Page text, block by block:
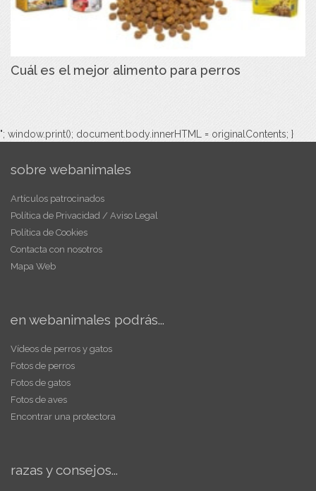
Cuál es el mejor alimento para perros
"; window.print(); document.body.innerHTML = originalContents; }
sobre webanimales
Artículos patrocinados
Política de Privacidad / Aviso Legal
Política de Cookies
Contacta con nosotros
Mapa Web
en webanimales podrás...
Vídeos de perros y gatos
Fotos de perros
Fotos de gatos
Fotos de aves
Encontrar una protectora
razas y consejos...